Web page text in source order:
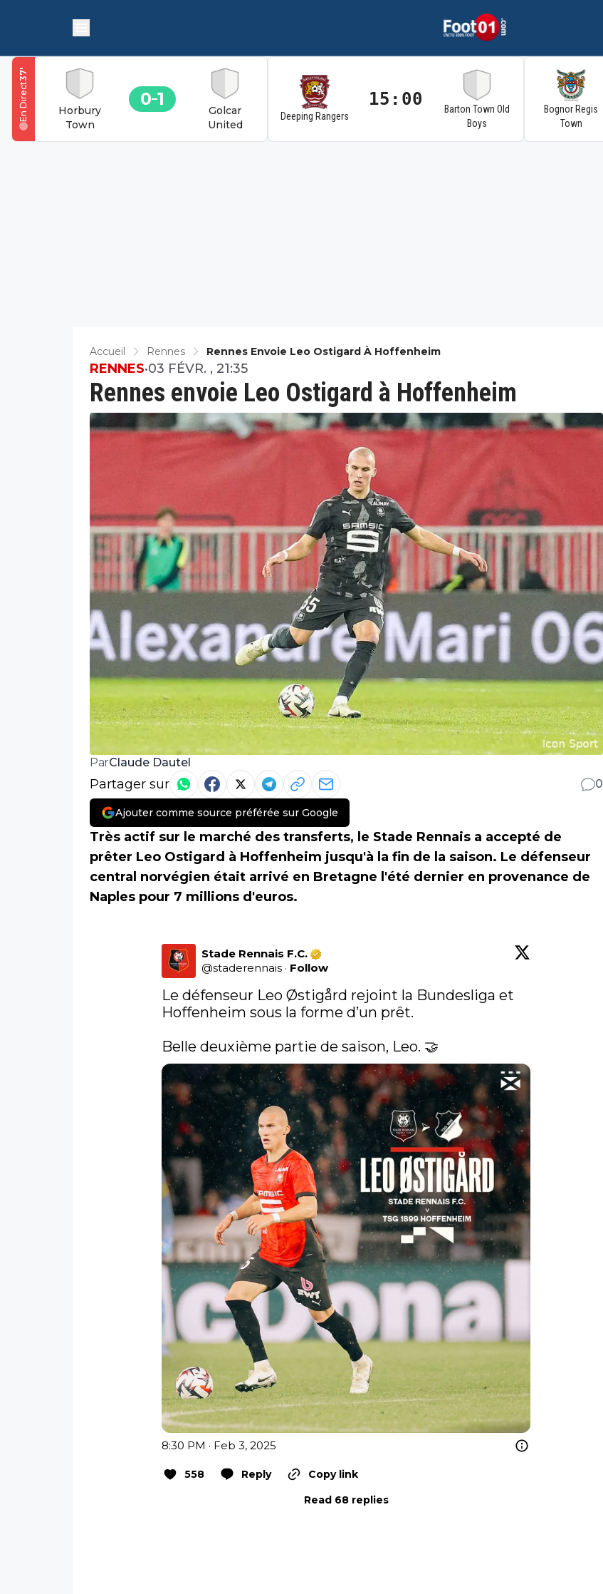
Horbury
Town
0 1
Golcar
United
37
'
En Direct Deeping Rangers
15:00
Barton Town Old
Boys
Bognor Regis
Town
Accueil Rennes Rennes Envoie Leo Ostigard À Hoffenheim
Rennes envoie Leo Ostigard à Hoffenheim
RENNES•03 FÉVR. , 21:35
ParClaude Dautel
Partager sur 0
Ajouter comme source préférée sur Google
Très actif sur le marché des transferts, le Stade Rennais a accepté de
prêter Leo Ostigard à Hoffenheim jusqu'à la fin de la saison. Le défenseur
central norvégien était arrivé en Bretagne l'été dernier en provenance de
Naples pour 7 millions d'euros.
Stade Rennais F.C.
@staderennais · Follow
Le défenseur Leo Østigård rejoint la Bundesliga et
Hoffenheim sous la forme d’un prêt.
Belle deuxième partie de saison, Leo. 🤝
8:30 PM · Feb 3, 2025
558 Reply
Copy link
Read 68 replies